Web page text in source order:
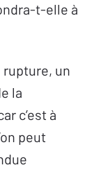
t-elle à
rupture, un
la
c’est à
peut